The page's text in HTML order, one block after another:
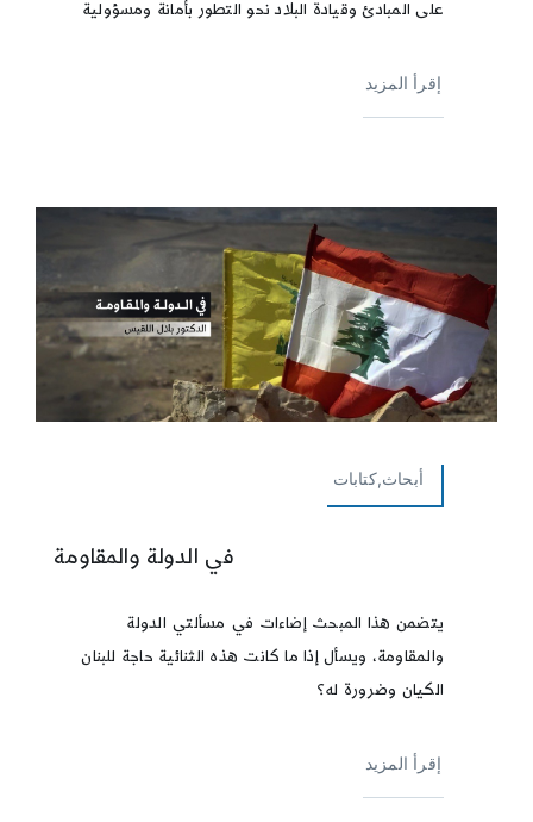
على المبادئ وقيادة البلاد نحو التطور بأمانة ومسؤولية
إقرأ المزيد
أبحاث,كتابات
في الدولة والمقاومة
يتضمن هذا المبحث إضاءات في مسألتي الدولة
والمقاومة، ويسأل إذا ما كانت هذه الثنائية حاجة للبنان
الكيان وضرورة له؟
إقرأ المزيد